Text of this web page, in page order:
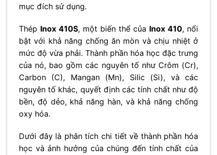
mục đích sử dụng.
Thép Inox 410S, một biến thể của Inox 410, nổi
bật với khả năng chống ăn mòn và chịu nhiệt ở
mức độ vừa phải. Thành phần hóa học đặc trưng
của nó, bao gồm các nguyên tố như Crôm (Cr),
Carbon (C), Mangan (Mn), Silic (Si), và các
nguyên tố khác, quyết định các tính chất như độ
bền, độ dẻo, khả năng hàn, và khả năng chống
oxy hóa.
Dưới đây là phân tích chi tiết về thành phần hóa
học và ảnh hưởng của chúng đến tính chất của